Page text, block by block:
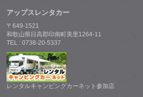
アップスレンタカー
〒649-1521
和歌山県日高郡印南町美里1264-11
TEL : 0738-20-5337
レンタルキャンピングカーネット参加店